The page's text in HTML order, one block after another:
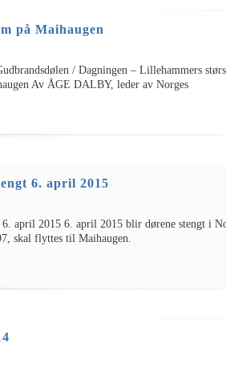
på Maihaugen
/ Dagningen – Lillehammers
Av ÅGE DALBY, leder av Norges
6. april 2015
6. april 2015 6. april 2015 blir dørene stengt i
skal flyttes til Maihaugen.